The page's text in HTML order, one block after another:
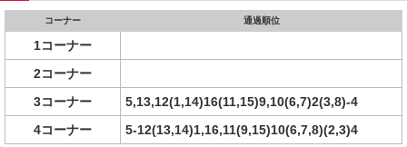
コーナー 通過順位
1コーナー
2コーナー
3コーナー
5,13,12(1,14)16(11,15)9,10(6,7)2(3,8)-4
4コーナー
5-12(13,14)1,16,11(9,15)10(6,7,8)(2,3)4